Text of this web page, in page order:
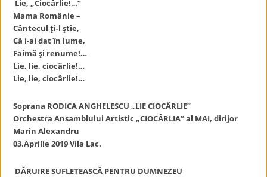
Lie, „Ciocârlie!…”
Mama Românie –
Cântecul ți-l știe,
Că i-ai dat în lume,
Faimă și renume!…
Lie, lie, ciocârlie!…
Lie, lie, ciocârlie!…
Soprana RODICA ANGHELESCU „LIE CIOCÂRLIE”
Orchestra Ansamblului Artistic „CIOCÂRLIA” al MAI, dirijor
Marin Alexandru
03.Aprilie 2019 Vila Lac.
DĂRUIRE SUFLETEASCĂ PENTRU DUMNEZEU